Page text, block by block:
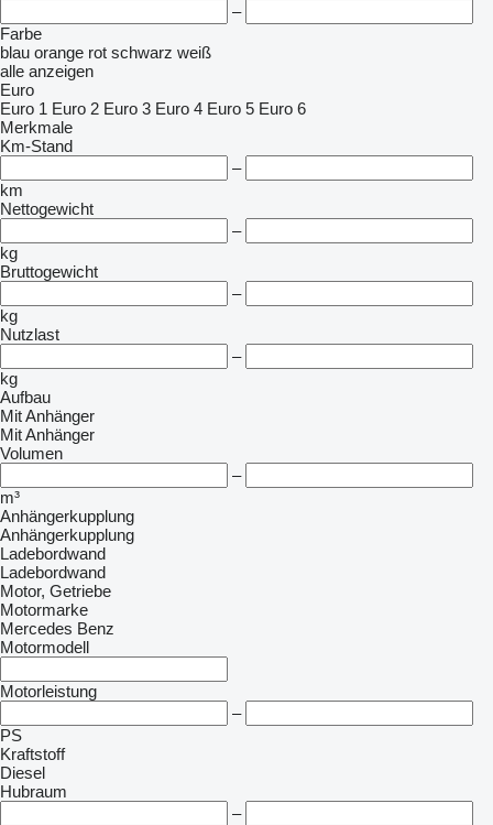
–
Farbe
blau orange rot schwarz weiß
alle anzeigen
Euro
Euro 1 Euro 2 Euro 3 Euro 4 Euro 5 Euro 6
Merkmale
Km-Stand
–
km
Nettogewicht
–
kg
Bruttogewicht
–
kg
Nutzlast
–
kg
Aufbau
Mit Anhänger
Mit Anhänger
Volumen
–
m³
Anhängerkupplung
Anhängerkupplung
Ladebordwand
Ladebordwand
Motor, Getriebe
Motormarke
Mercedes Benz
Motormodell
Motorleistung
–
PS
Kraftstoff
Diesel
Hubraum
–